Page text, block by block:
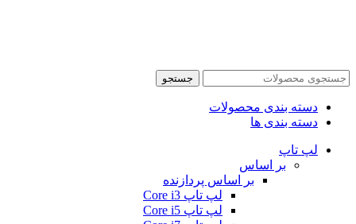
جستجو
دسته بندی محصولات
دسته بندی ها
لپ تاپ
بر اساس
بر اساس پردازنده
لپ تاپ Core i3
لپ تاپ Core i5